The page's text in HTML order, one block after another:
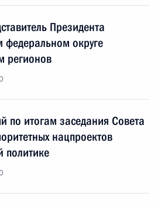
Президента
округе
регионов
по итогам заседания Совета
нацпроектов
политике